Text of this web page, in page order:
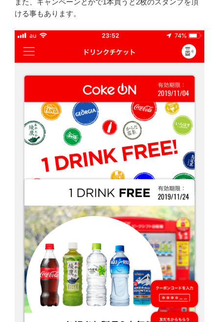
ける事もあります。